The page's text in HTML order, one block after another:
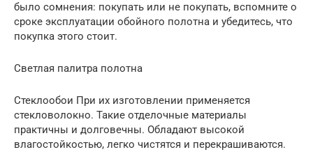
было сомнения: покупать или не покупать, вспомните о
сроке эксплуатации обойного полотна и убедитесь, что
покупка этого стоит.
Светлая палитра полотна
Стеклообои При их изготовлении применяется
стекловолокно. Такие отделочные материалы
практичны и долговечны. Обладают высокой
влагостойкостью, легко чистятся и перекрашиваются.